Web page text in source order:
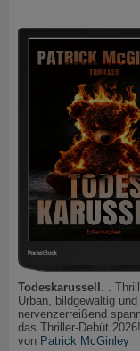
Todeskarussell . .
Urban, bildgewaltig und
nervenzerreißend
das Thriller-Debüt 2026!
von Patrick McGinley